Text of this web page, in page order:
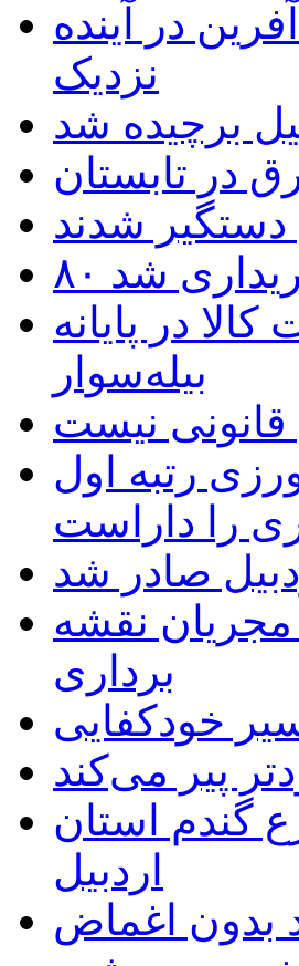
در آینده
نزدیک
در تابستان
شدند
شد
در پایانه
بیله‌سوار
نیست
رتبه اول
را داراست
صادر شد
مجریان نقشه
برداری
خودکفایی
پیر می‌کند
گندم استان
اردبیل
بدون اغماض